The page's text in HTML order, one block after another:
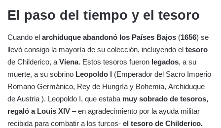
El paso del tiempo y el tesoro
Cuando el archiduque abandonó los Países Bajos (1656) se
llevó consigo la mayoría de su colección, incluyendo el tesoro
de Childerico, a Viena. Estos tesoros fueron legados, a su
muerte, a su sobrino Leopoldo I (Emperador del Sacro Imperio
Romano Germánico, Rey de Hungría y Bohemia, Archiduque
de Austria ). Leopoldo I, que estaba muy sobrado de tesoros,
regaló a Louis XIV – en agradecimiento por la ayuda militar
recibida para combatir a los turcos- el tesoro de Childerico.